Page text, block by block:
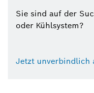
Sie sind auf der
oder Kühlsystem?
Jetzt unverbindlich